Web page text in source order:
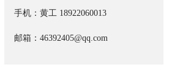
手机：黄工 18922060013
邮箱：46392405@qq.com